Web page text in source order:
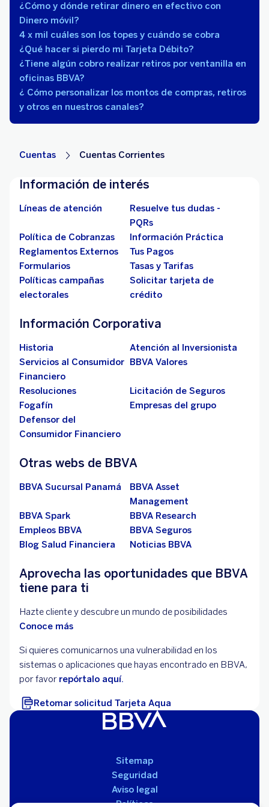
¿Cómo y dónde retirar dinero en efectivo con
Dinero móvil?
4 x mil cuáles son los topes y cuándo se cobra
¿Qué hacer si pierdo mi Tarjeta Débito?
¿Tiene algún cobro realizar retiros por ventanilla en
oficinas BBVA?
¿ Cómo personalizar los montos de compras, retiros
y otros en nuestros canales?
Cuentas Cuentas Corrientes
Información de interés
Líneas de atención
Resuelve tus dudas -
PQRs
Política de Cobranzas
Información Práctica
Reglamentos Externos
Tus Pagos
Formularios
Tasas y Tarifas
Políticas campañas
electorales
Solicitar tarjeta de
crédito
Información Corporativa
Historia
Atención al Inversionista
Servicios al Consumidor
Financiero
BBVA Valores
Resoluciones
Licitación de Seguros
Fogafín
Empresas del grupo
Defensor del
Consumidor Financiero
Otras webs de BBVA
BBVA Sucursal Panamá
BBVA Asset
Management
BBVA Spark
BBVA Research
Empleos BBVA
BBVA Seguros
Blog Salud Financiera
Noticias BBVA
Aprovecha las oportunidades que BBVA
tiene para ti
Hazte cliente y descubre un mundo de posibilidades
Conoce más
Si quieres comunicarnos una vulnerabilidad en los
sistemas o aplicaciones que hayas encontrado en BBVA,
por favor repórtalo aquí.
Retomar solicitud Tarjeta Aqua
Sitemap
Seguridad
Aviso legal
Políticas